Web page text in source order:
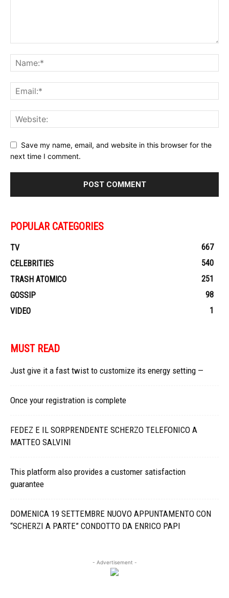
Save my name, email, and website in this browser for the
next time I comment.
POPULAR CATEGORIES
TV
667
CELEBRITIES
540
TRASH ATOMICO
251
GOSSIP
98
VIDEO
1
MUST READ
Just give it a fast twist to customize its energy setting —
Once your registration is complete
FEDEZ E IL SORPRENDENTE SCHERZO TELEFONICO A
MATTEO SALVINI
This platform also provides a customer satisfaction
guarantee
DOMENICA 19 SETTEMBRE NUOVO APPUNTAMENTO CON
“SCHERZI A PARTE” CONDOTTO DA ENRICO PAPI
- Advertisement -